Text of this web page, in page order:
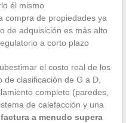
él mismo
compra de propiedades ya
de adquisición es más alto
a corto plazo
el costo real de los
de clasificación de G a D,
completo (paredes,
de calefacción y una
a menudo supera